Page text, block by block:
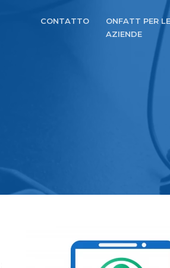
CONTATTO
ONFATT PER LE
AZIENDE